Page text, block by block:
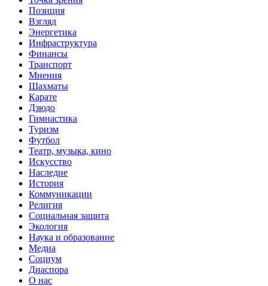
Позиция
Взгляд
Энергетика
Инфраструктура
Финансы
Транспорт
Мнения
Шахматы
Карате
Дзюдо
Гимнастика
Туризм
Футбол
Театр, музыка, кино
Искусство
Наследие
История
Коммуникации
Религия
Социальная защита
Экология
Наука и образование
Медиа
Социум
Диаспора
О нас